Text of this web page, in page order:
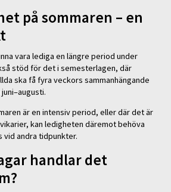
på sommaren – en
vara lediga en längre period under
stöd för det i semesterlagen, där
ska få fyra veckors sammanhängande
är en intensiv period, eller där det är
kan ledigheten däremot behöva
vid andra tidpunkter.
handlar det